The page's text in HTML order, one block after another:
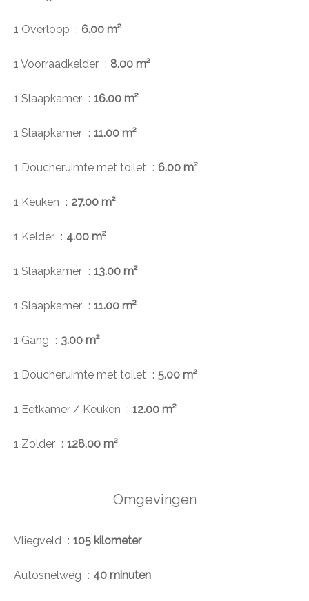
1 Overloop 6.00 m²
1 Voorraadkelder 8.00 m²
1 Slaapkamer 16.00 m²
1 Slaapkamer 11.00 m²
1 Doucheruimte met toilet 6.00 m²
1 Keuken 27.00 m²
1 Kelder 4.00 m²
1 Slaapkamer 13.00 m²
1 Slaapkamer 11.00 m²
1 Gang 3.00 m²
1 Doucheruimte met toilet 5.00 m²
1 Eetkamer / Keuken 12.00 m²
1 Zolder 128.00 m²
Omgevingen
Vliegveld 105 kilometer
Autosnelweg 40 minuten